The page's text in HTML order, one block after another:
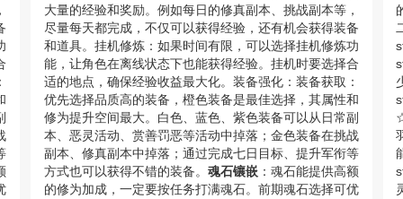
大量的经验和奖励。例如每日的修真副本、挑战副本等，
尽量每天都完成，不仅可以获得经验，还有机会获得装备
和道具。挂机修炼：如果时间有限，可以选择挂机修炼功
能，让角色在离线状态下也能获得经验。挂机时要选择合
适的地点，确保经验收益最大化。装备强化：装备获取：
优先选择品质高的装备，橙色装备是最佳选择，其属性和
修为提升空间最大。白色、蓝色、紫色装备可以从日常副
本、恶灵活动、赏善罚恶等活动中掉落；金色装备在挑战
副本、修真副本中掉落；通过完成七日目标、提升军衔等
方式也可以获得不错的装备。 魂石镶嵌：魂石能提供高额
的修为加成，一定要按任务打满魂石。前期魂石选择可优